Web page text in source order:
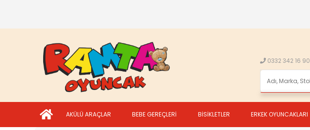
0332 342 16 90
AKÜLÜ ARAÇLAR BEBE GEREÇLERİ BİSİKLETLER ERKEK OYUNCAKLARI